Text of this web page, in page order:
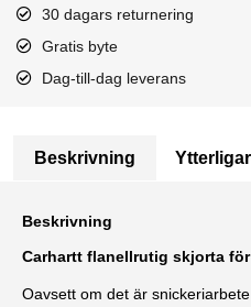
30 dagars returnering
Gratis byte
Dag-till-dag leverans
Beskrivning
Beskrivning
Carhartt flanellrutig skjorta
Oavsett om det är